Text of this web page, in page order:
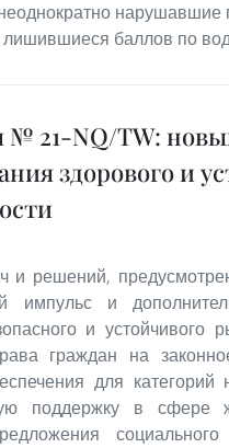
баллов по
№ 21-NQ/TW:
здорового и
и решений,
импульс и
и устойчивого
граждан на
для
поддержку в сфере